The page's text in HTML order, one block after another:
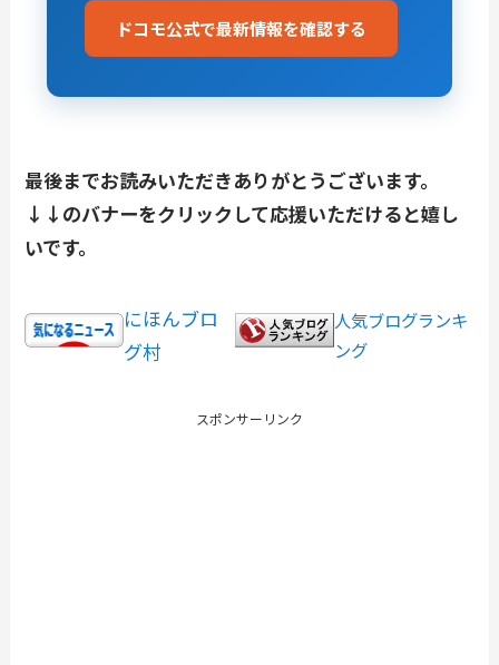
ドコモ公式で最新情報を確認する
最後までお読みいただきありがとうございます。
↓↓のバナーをクリックして応援いただけると嬉し
いです。
にほんブロ
グ村
人気ブログランキ
ング
スポンサーリンク